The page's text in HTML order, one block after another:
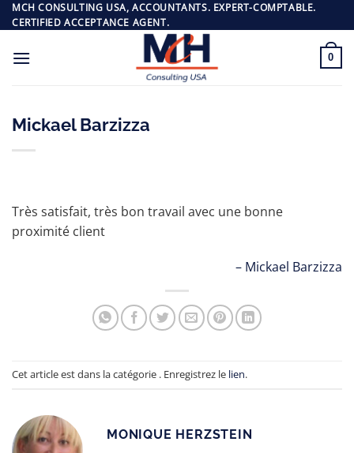
Passer
au
MCH CONSULTING USA, ACCOUNTANTS. EXPERT-COMPTABLE.
CERTIFIED ACCEPTANCE AGENT.
0
Mickael Barzizza
Très satisfait, très bon travail avec une bonne
proximité client
Mickael Barzizza
Cet article est dans la catégorie . Enregistrez le lien.
MONIQUE HERZSTEIN